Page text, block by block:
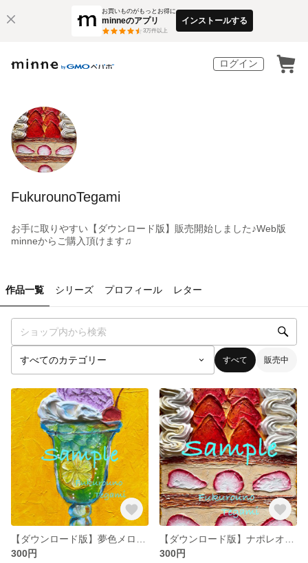
お買いものがもっとお得に
minneのアプリ
3万件以上
インストールする
ログイン
FukurounoTegami
お手に取りやすい【ダウンロード版】販売開始しました♪Web版
minneからご購入頂けます♫
作品一覧 シリーズ プロフィール レター
すべて 販売中
300円
300円